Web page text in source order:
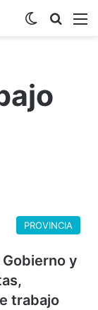
Buscar
Switch skin
PROVINCIA
y
trabajo